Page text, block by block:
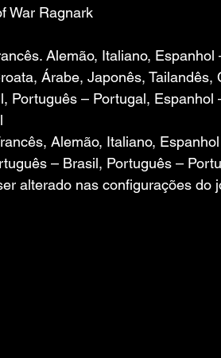
War Ragnark
Alemão, Italiano,
Árabe, Japonês,
Português – Portugal,
Alemão, Italiano,
– Brasil, Português –
alterado nas configurações do